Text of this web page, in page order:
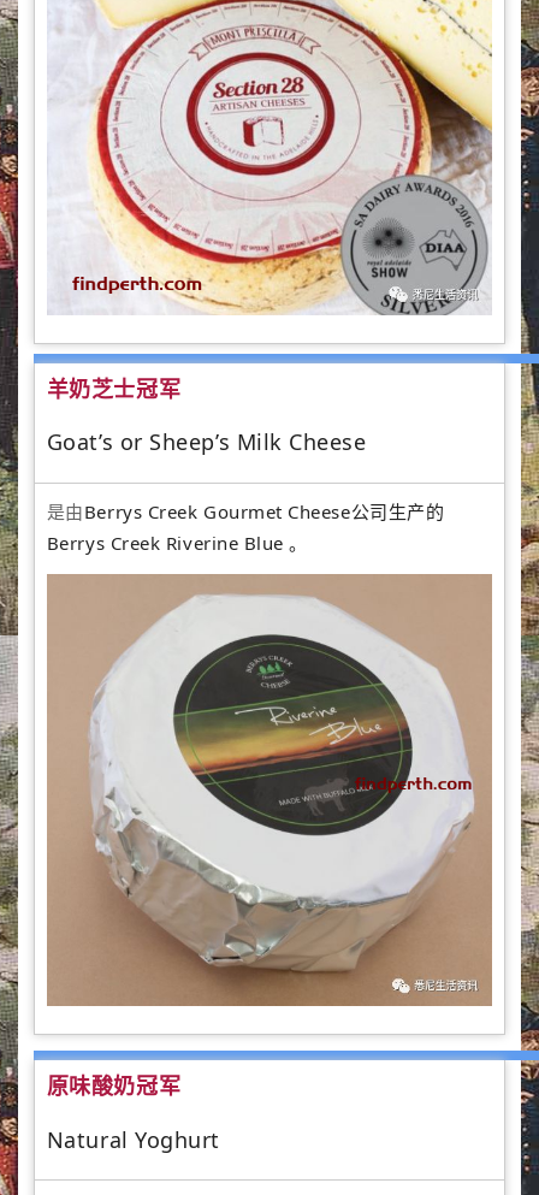
羊奶芝士冠军
Goat’s or Sheep’s Milk Cheese
是由Berrys Creek Gourmet Cheese公司生产的
Berrys Creek Riverine Blue 。
原味酸奶冠军
Natural Yoghurt